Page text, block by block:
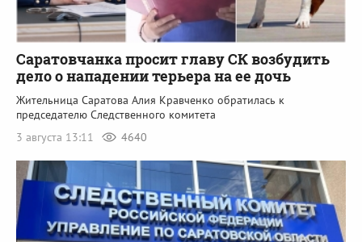
Саратовчанка просит главу СК возбудить
дело о нападении терьера на ее дочь
Жительница Саратова Алия Кравченко обратилась к
председателю Следственного комитета
3 августа 13:11
4640